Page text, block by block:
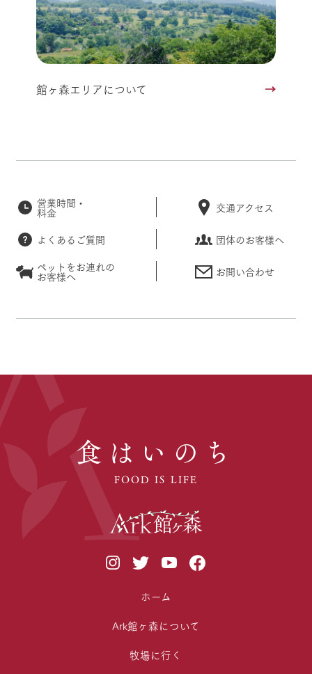
館ヶ森エリアについて
営業時間・
料金 交通アクセス
よくあるご質問
団体のお客様へ
ペットをお連れの
お客様へ お問い合わせ
食はいのち
FOOD IS LIFE
ホーム
Ark館ヶ森について
牧場に行く